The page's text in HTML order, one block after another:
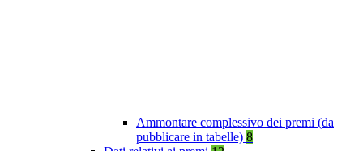
Ammontare complessivo dei premi (da
pubblicare in tabelle) 8